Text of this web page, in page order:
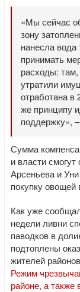
«Мы сейчас
зону
нанесла
принимать
расходы: там,
утратили
отработана в
же принципу
поддержку»,
Сумма
и власти
Арсеньева и
покупку овощей
Как уже
недели ливни
паводков в
подтоплены
жителей
Режим
районе, а также